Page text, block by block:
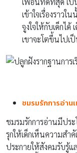
เข้าใจเรื่องราว
จูงใจให้กับเด็กไ
เขาจะโตขึ้นไปเ
ชมรมรักการอ่าน
ชมรมรักการอ่านมีปร
รุกให้เด็กเห็นความสำ
ประกายให้สังคมรับรู้